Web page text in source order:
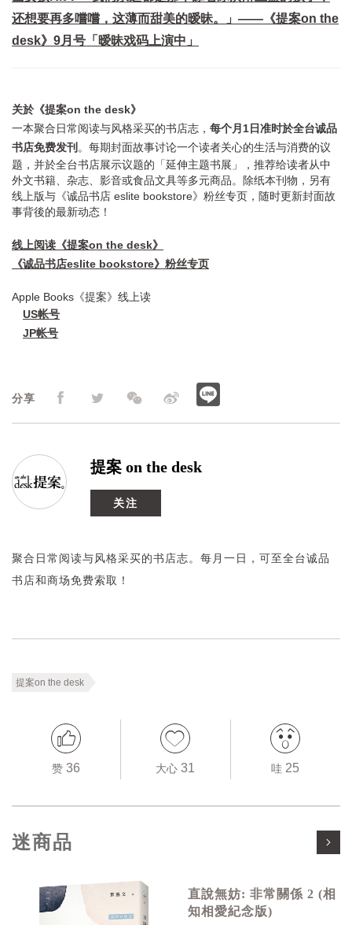
还想要再多嚐嚐，这薄而甜美的暧昧。」——《提案on the
desk》9月号「暧昧戏码上演中」
关於《提案on the desk》
一本聚合日常阅读与风格采买的书店志， 每个月1日准时於全台诚品
书店免费发刊 。每期封面故事讨论一个读者关心的生活与消费的议
题，并於全台书店展示议题的「延伸主题书展」，推荐给读者从中
外文书籍、杂志、影音或食品文具等多元商品。除纸本刊物，另有
线上版与《诚品书店 eslite bookstore》粉丝专页，随时更新封面故
事背後的最新动态！
线上阅读《提案on the desk》
《诚品书店eslite bookstore》粉丝专页
Apple Books《提案》线上读
US帐号
JP帐号
分享
提案 on the desk
关注
聚合日常阅读与风格采买的书店志。每月一日，可至全台诚品
书店和商场免费索取！
提案on the desk
赞36 大心31 哇25
迷商品
直說無妨: 非常關係 2 (相
知相愛紀念版)